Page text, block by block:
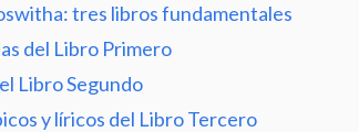
tres libros fundamentales
del Libro Primero
Libro Segundo
y líricos del Libro Tercero